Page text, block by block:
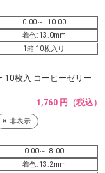
0.00～ -10.00
着色: 13.0mm
1箱 10枚入り
10枚入 コーヒーゼリー
1,760 円（税込）
非表示
0.00～ -8.00
着色: 13.2mm